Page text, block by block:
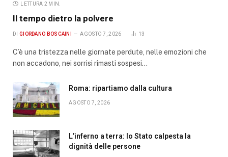
LETTURA 2 MIN.
Il tempo dietro la polvere
DI GIORDANO BOSCAINI AGOSTO 7, 2026 13
C’è una tristezza nelle giornate perdute, nelle emozioni che
non accadono, nei sorrisi rimasti sospesi…
Roma: ripartiamo dalla cultura
AGOSTO 7, 2026
L’inferno a terra: lo Stato calpesta la
dignità delle persone